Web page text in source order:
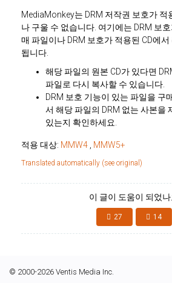
MediaMonkey는 DRM 저작권 보호가 적
나 구울 수 없습니다. 여기에는 DRM 보
매 파일이나 DRM 보호가 적용된 CD에
됩니다.
해당 파일의 원본 CD가 있다면
파일로 다시 복사할 수 있습니다.
DRM 보호 기능이 있는 파일을 구
서 해당 파일의 DRM 없는 사본을
있는지 확인하세요.
적용 대상: MMW4 MMW5+
Translated automatically (see original)
이 글이 도움이 되었나
27 14
© 2000-2026 Ventis Media Inc.